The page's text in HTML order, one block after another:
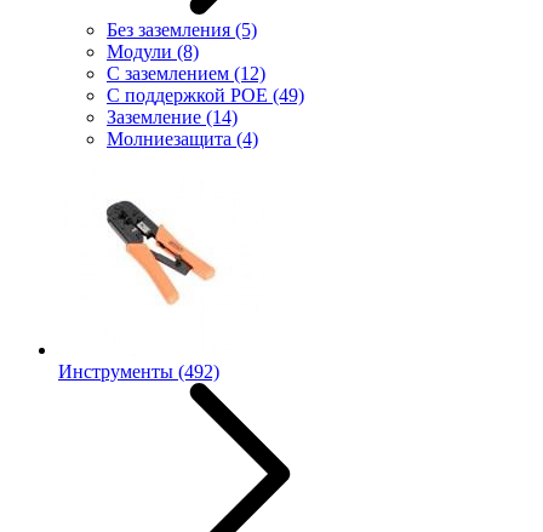
Без заземления (5)
Модули (8)
С заземлением (12)
С поддержкой POE (49)
Заземление (14)
Молниезащита (4)
Инструменты (492)